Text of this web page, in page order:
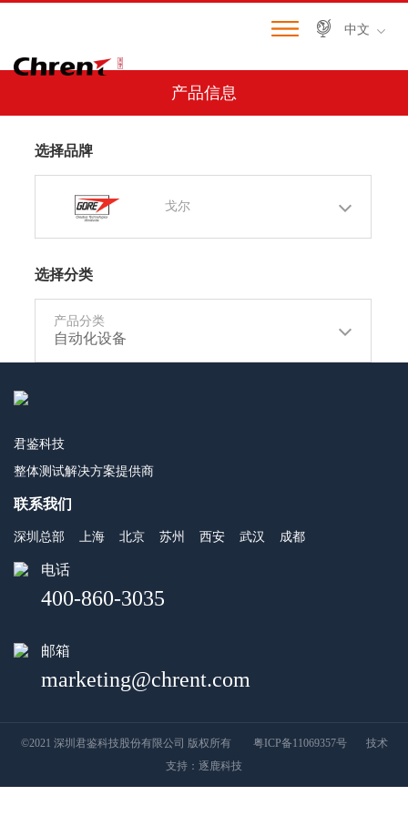
中文
产品信息
选择品牌
戈尔
选择分类
产品分类
自动化设备
君鉴科技
整体测试解决方案提供商
联系我们
深圳总部 上海 北京 苏州 西安 武汉 成都
电话
400-860-3035
邮箱
marketing@chrent.com
©2021 深圳君鉴科技股份有限公司 版权所有 粤ICP备11069357号技术
支持： 逐鹿科技